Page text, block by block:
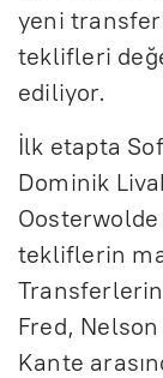
yeni
teklifleri
ediliyor.
İlk etapta
Dominik
Oosterwolde
tekliflerin
Transferlerin
Fred,
Kante